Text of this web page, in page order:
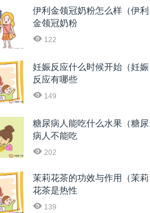
伊利金领冠奶粉怎么样（伊利
金领冠奶粉
122
妊娠反应什么时候开始（妊娠
反应有哪些
149
糖尿病人能吃什么水果（糖尿
病人不能吃
202
茉莉花茶的功效与作用（茉莉
花茶是热性
139